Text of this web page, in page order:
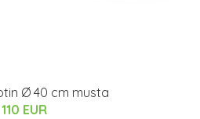
Ø 40 cm musta
110 EUR